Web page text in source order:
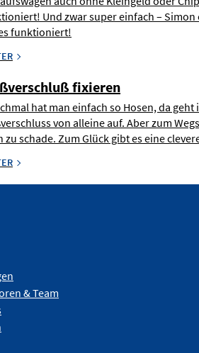
Und zwar super einfach –
funktioniert!
fixieren
hat man einfach so Hosen, da
von alleine auf. Aber zum
zu schade. Zum Glück gibt es eine
& Team